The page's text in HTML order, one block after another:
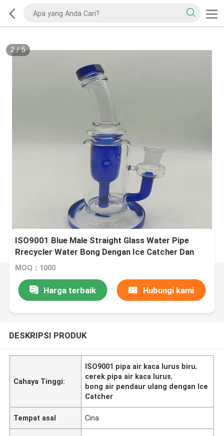
2/5
ISO9001 Blue Male Straight Glass Water Pipe
Rrecycler Water Bong Dengan Ice Catcher Dan
Percolator
MOQ：1000
Harga terbaik Hubungi kami
DESKRIPSI PRODUK
Cahaya Tinggi:
ISO9001 pipa air kaca lurus biru,
cerek pipa air kaca lurus,
bong air pendaur ulang dengan Ice
Catcher
Tempat asal Cina